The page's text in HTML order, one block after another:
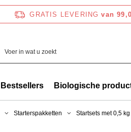
GRATIS LEVERING van
Bestsellers Biologische
Starterspakketten Startsets met 0,5 kg